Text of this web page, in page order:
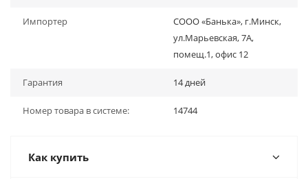
Импортер
СООО «Банька», г.Минск,
ул.Марьевская, 7А,
помещ.1, офис 12
Гарантия 14 дней
Номер товара в системе: 14744
Как купить